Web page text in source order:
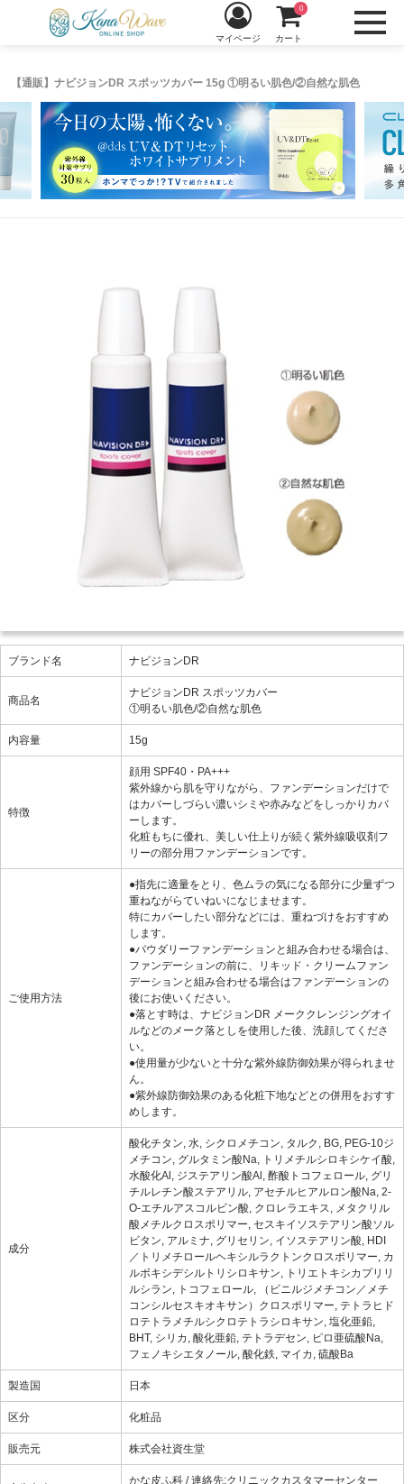
【通販】ナビジョンDR スポッツカバー 15g ①明るい肌色/②自然な肌色
マイページ カート
0
ブランド名 ナビジョンDR
商品名
ナビジョンDR スポッツカバー
①明るい肌色/②自然な肌色
内容量 15g
特徴
顔用 SPF40・PA+++
紫外線から肌を守りながら、ファンデーションだけで
はカバーしづらい濃いシミや赤みなどをしっかりカバ
ーします。
化粧もちに優れ、美しい仕上りが続く紫外線吸収剤フ
リーの部分用ファンデーションです。
ご使用方法
●指先に適量をとり、色ムラの気になる部分に少量ずつ
重ねながらていねいになじませます。
特にカバーしたい部分などには、重ねづけをおすすめ
します。
●パウダリーファンデーションと組み合わせる場合は、
ファンデーションの前に、リキッド・クリームファン
デーションと組み合わせる場合はファンデーションの
後にお使いください。
●落とす時は、ナビジョンDR メーククレンジングオイ
ルなどのメーク落としを使用した後、洗顔してくださ
い。
●使用量が少ないと十分な紫外線防御効果が得られませ
ん。
●紫外線防御効果のある化粧下地などとの併用をおすす
めします。
成分
酸化チタン, 水, シクロメチコン, タルク, BG, PEG-10ジ
メチコン, グルタミン酸Na, トリメチルシロキシケイ酸,
水酸化Al, ジステアリン酸Al, 酢酸トコフェロール, グリ
チルレチン酸ステアリル, アセチルヒアルロン酸Na, 2-
O-エチルアスコルビン酸, クロレラエキス, メタクリル
酸メチルクロスポリマー, セスキイソステアリン酸ソル
ビタン, アルミナ, グリセリン, イソステアリン酸, HDI
／トリメチロールヘキシルラクトンクロスポリマー, カ
ルボキシデシルトリシロキサン, トリエトキシカプリリ
ルシラン, トコフェロール, （ビニルジメチコン／メチ
コンシルセスキオキサン）クロスポリマー, テトラヒド
ロテトラメチルシクロテトラシロキサン, 塩化亜鉛,
BHT, シリカ, 酸化亜鉛, テトラデセン, ピロ亜硫酸Na,
フェノキシエタノール, 酸化鉄, マイカ, 硫酸Ba
製造国 日本
区分 化粧品
販売元 株式会社資生堂
かな皮ふ科 / 連絡先:クリニックカスタマーセンター